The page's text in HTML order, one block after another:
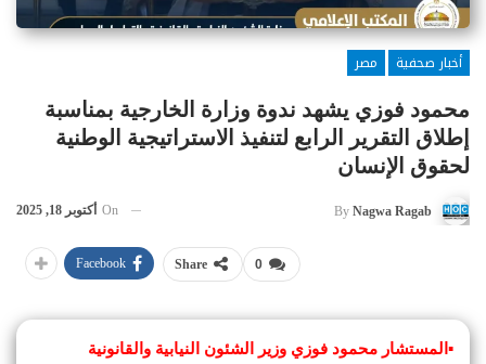
أخبار صحفية
مصر
محمود فوزي يشهد ندوة وزارة الخارجية بمناسبة
إطلاق التقرير الرابع لتنفيذ الاستراتيجية الوطنية
لحقوق الإنسان
By Nagwa Ragab
On أكتوبر 18, 2025
0
Share
Facebook
▪︎ المستشار محمود فوزي وزير الشئون النيابية والقانونية